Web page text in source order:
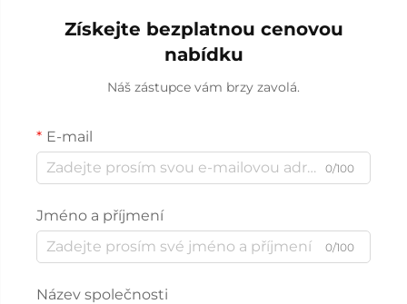
Získejte bezplatnou cenovou
nabídku
Náš zástupce vám brzy zavolá.
E-mail
0/100
Jméno a příjmení
0/100
Název společnosti